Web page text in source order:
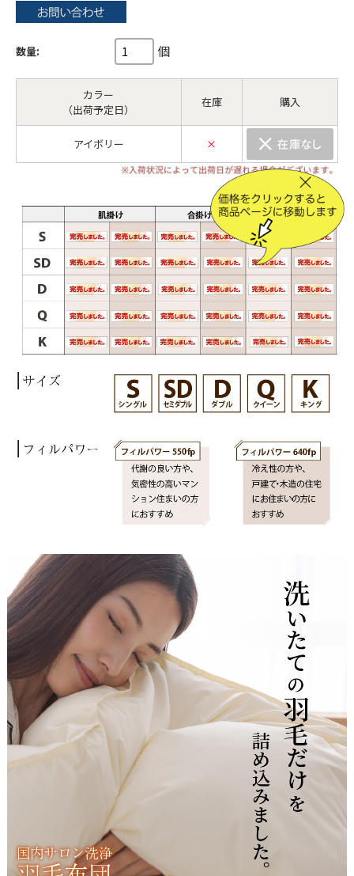
数量: 個
カラー
（出荷予定日）
在庫 購入
アイボリー ×